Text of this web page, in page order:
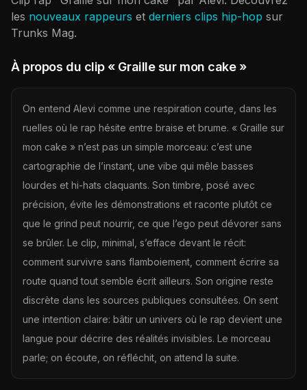
les nouveaux rappeurs et derniers clips hip-hop sur
Trunks Mag.
À propos du clip« Graille sur mon cake »
On entend Alevi comme une respiration courte, dans les
ruelles où le rap hésite entre braise et brume. « Graille sur
mon cake » n’est pas un simple morceau: c’est une
cartographie de l’instant, une vibe qui mêle basses
lourdes et hi-hats claquants. Son timbre, posé avec
précision, évite les démonstrations et raconte plutôt ce
que le grind peut nourrir, ce que l’ego peut dévorer sans
se brûler. Le clip, minimal, s’efface devant le récit:
comment survivre sans flamboiement, comment écrire sa
route quand tout semble écrit ailleurs. Son origine reste
discrète dans les sources publiques consultées. On sent
une intention claire: bâtir un univers où le rap devient une
langue pour décrire des réalités invisibles. Le morceau
parle; on écoute, on réfléchit, on attend la suite.